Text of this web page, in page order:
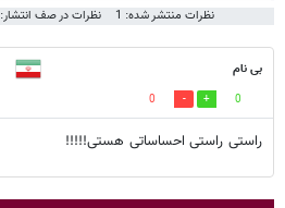
نظرات منتشر شده: 1 نظرات در صف انتشار: 0
بی نام
0
0
راستی راستی احساساتی هستی!!!!!